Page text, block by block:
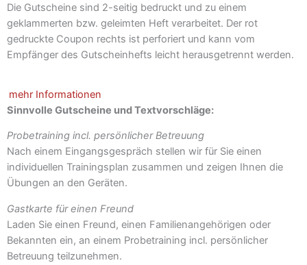
Die Gutscheine sind 2-seitig bedruckt und zu einem
geklammerten bzw. geleimten Heft verarbeitet. Der rot
gedruckte Coupon rechts ist perforiert und kann vom
Empfänger des Gutscheinhefts leicht herausgetrennt werden.
mehr Informationen
Sinnvolle Gutscheine und Textvorschläge:
Probetraining incl. persönlicher Betreuung
Nach einem Eingangsgespräch stellen wir für Sie einen
individuellen Trainingsplan zusammen und zeigen Ihnen die
Übungen an den Geräten.
Gastkarte für einen Freund
Laden Sie einen Freund, einen Familienangehörigen oder
Bekannten ein, an einem Probetraining incl. persönlicher
Betreuung teilzunehmen.